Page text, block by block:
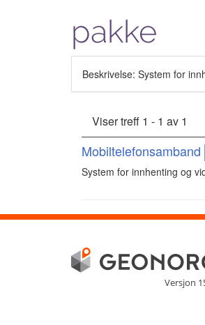
pakke
Beskrivelse: System for
Viser treff 1 - 1 av 1
Mobiltelefonsamband
System for innhenting og